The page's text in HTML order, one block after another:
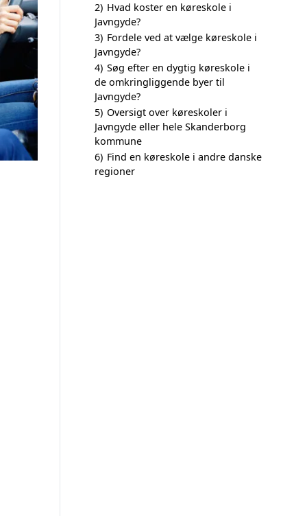
2) Hvad koster en køreskole i
Javngyde?
3) Fordele ved at vælge køreskole i
Javngyde?
4) Søg efter en dygtig køreskole i
de omkringliggende byer til
Javngyde?
5) Oversigt over køreskoler i
Javngyde eller hele Skanderborg
kommune
6) Find en køreskole i andre danske
regioner